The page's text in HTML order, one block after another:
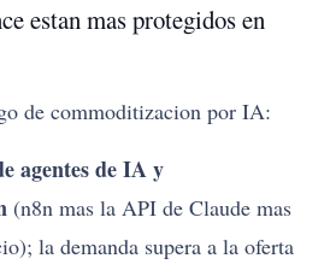
estan mas protegidos en
de commoditizacion por IA:
agentes de IA y
(n8n mas la API de Claude mas
la demanda supera a la oferta